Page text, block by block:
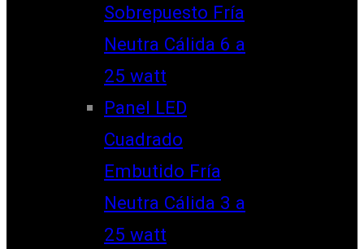
Sobrepuesto Fría
Neutra Cálida 6 a
25 watt
Panel LED
Cuadrado
Embutido Fría
Neutra Cálida 3 a
25 watt